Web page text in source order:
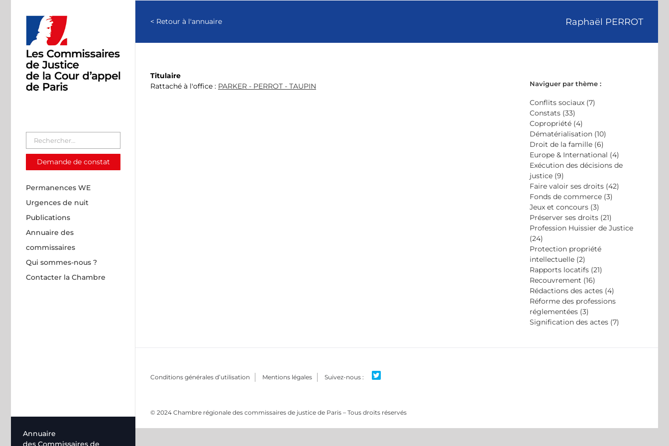
Demande de constat
Permanences WE
Urgences de nuit
Publications
Annuaire des
commissaires
Qui sommes-nous ?
Contacter la Chambre
Annuaire
des Commissaires de
Raphaël PERROT
< Retour à l'annuaire
Titulaire
Rattaché à l'office : PARKER - PERROT - TAUPIN Naviguer par thème :
Conflits sociaux (7)
Constats (33)
Copropriété (4)
Dématérialisation (10)
Droit de la famille (6)
Europe & International (4)
Exécution des décisions de
justice (9)
Faire valoir ses droits (42)
Fonds de commerce (3)
Jeux et concours (3)
Préserver ses droits (21)
Profession Huissier de Justice
(24)
Protection propriété
intellectuelle (2)
Rapports locatifs (21)
Recouvrement (16)
Rédactions des actes (4)
Réforme des professions
réglementées (3)
Signification des actes (7)
Conditions générales d’utilisation Mentions légales
© 2024 Chambre régionale des commissaires de justice de Paris – Tous droits réservés